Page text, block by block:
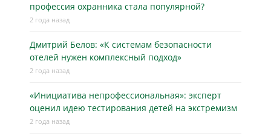
профессия охранника стала популярной?
2 года назад
Дмитрий Белов: «К системам безопасности
отелей нужен комплексный подход»
2 года назад
«Инициатива непрофессиональная»: эксперт
оценил идею тестирования детей на экстремизм
2 года назад